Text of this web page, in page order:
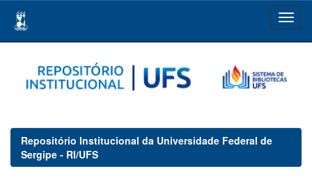
navigation
Repositório Institucional da Universidade Federal de
Sergipe - RI/UFS